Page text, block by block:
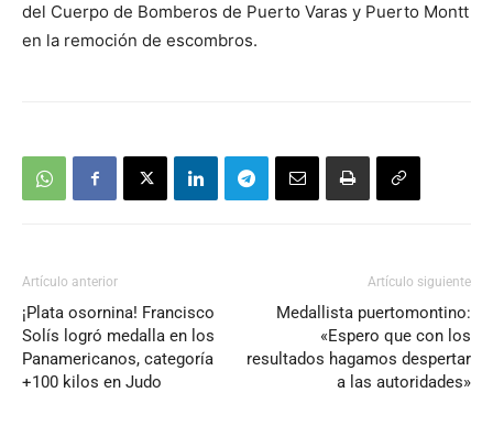
del Cuerpo de Bomberos de Puerto Varas y Puerto Montt
en la remoción de escombros.
Artículo anterior
¡Plata osornina! Francisco
Solís logró medalla en los
Panamericanos, categoría
+100 kilos en Judo
Artículo siguiente
Medallista puertomontino:
«Espero que con los
resultados hagamos despertar
a las autoridades»